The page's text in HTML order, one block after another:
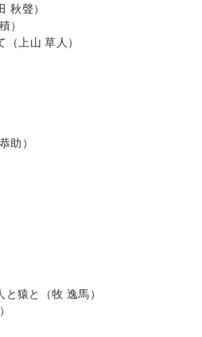
秋聲）
）
上山 草人）
助）
猿と（牧 逸馬）